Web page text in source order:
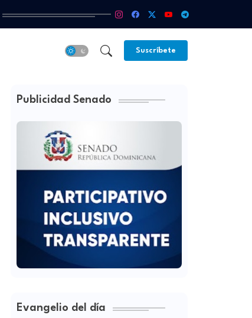
Suscríbete
Publicidad Senado
Evangelio del día